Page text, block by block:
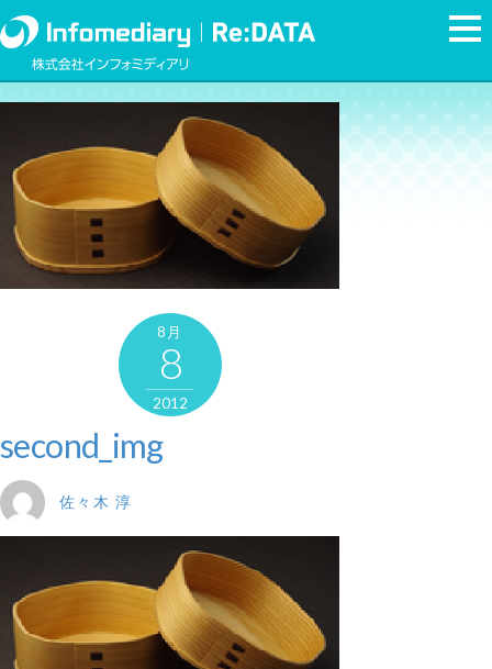
8月
8
2012
second_img
佐々木 淳